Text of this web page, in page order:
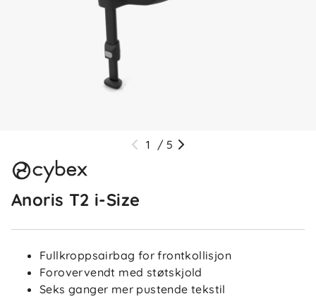
1 / 5
Anoris T2 i-Size
Fullkroppsairbag for frontkollisjon
Forovervendt med støtskjold
Seks ganger mer pustende tekstil